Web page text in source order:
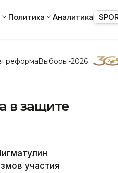
Политика Аналитика
реформаВыборы-2026
в защите
участия